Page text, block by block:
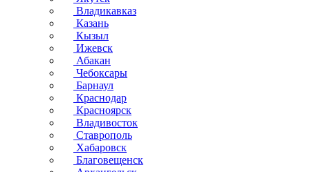
Владикавказ
Казань
Кызыл
Ижевск
Абакан
Чебоксары
Барнаул
Краснодар
Красноярск
Владивосток
Ставрополь
Хабаровск
Благовещенск